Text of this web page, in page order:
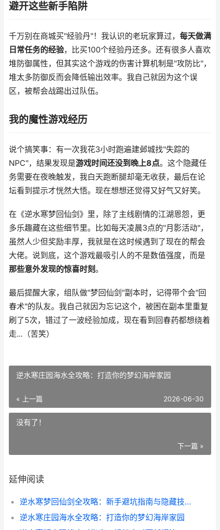
避开这些新手陷阱
千万别在商城买"经验丹"！我认识的老玩家算过， 每天做满
日常任务的经验，比买100个经验丹还多。还有很多人喜欢
堆防御属性，但其实这个游戏的伤害计算机制是"攻防比"，
堆太多防御反而会降低输出效率。我自己就因为这个误
区，被帮会战踢出过队伍。
我的魔性游戏经历
说个搞笑事：有一次我花3小时跑遍建邺城找"失踪的
NPC"，结果发现是游戏时间还没到晚上8点。这个隐藏任
务需要在夜晚触发，我白天跑断腿却毫无收获，最后在论
坛看到提示才恍然大悟。现在想想还觉得又好气又好笑。
在《逆水寒梦回仙剑》里，除了主线剧情的江湖恩怨，更
多乐趣藏在这些细节里。比如每天凌晨3点的"月影活动"，
虽然人少但奖励丰厚，我就是在这时候遇到了现在的帮会
大佬。说到底，这个游戏最吸引人的不是数值强度，而是
那些意外发现的惊喜时刻。
最后提醒大家，组队做"梦回仙剑"副本时，记得带个会"回
春术"的队友。我自己就因为忘记这个，被困在副本里重复
刷了5次，错过了一波经验加成，现在看到回春药都想绕着
走...（苦笑）
逆水寒庄园海水全攻略：打造你的梦幻海岸家园
« 上一篇 2026-06-30
没有了！
下一篇 »
延伸阅读
逆水寒梦回仙剑全攻略：新手避坑指南与隐藏技巧大公开
逆水寒庄园海水全攻略：打造你的梦幻海岸家园